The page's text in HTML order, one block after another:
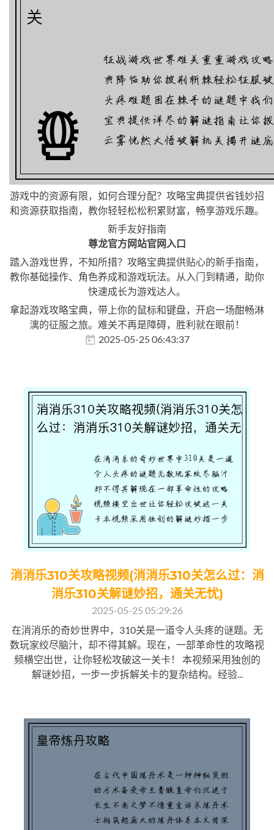
游戏中的资源有限，如何合理分配？攻略宝典提供省钱妙招
和资源获取指南，教你轻轻松松积累财富，畅享游戏乐趣。
新手友好指南
尊龙官方网站官网入口
踏入游戏世界，不知所措？攻略宝典提供贴心的新手指南，
教你基础操作、角色养成和游戏玩法。从入门到精通，助你
快速成长为游戏达人。
拿起游戏攻略宝典，带上你的鼠标和键盘，开启一场酣畅淋
漓的征服之旅。难关不再是障碍，胜利就在眼前！
2025-05-25 06:43:37
消消乐310关攻略视频(消消乐310关怎么过：消
消乐310关解谜妙招，通关无忧)
2025-05-25 05:29:26
在消消乐的奇妙世界中，310关是一道令人头疼的谜题。无
数玩家绞尽脑汁，却不得其解。现在，一部革命性的攻略视
频横空出世，让你轻松攻破这一关卡！ 本视频采用独创的
解谜妙招，一步一步拆解关卡的复杂结构。经验...